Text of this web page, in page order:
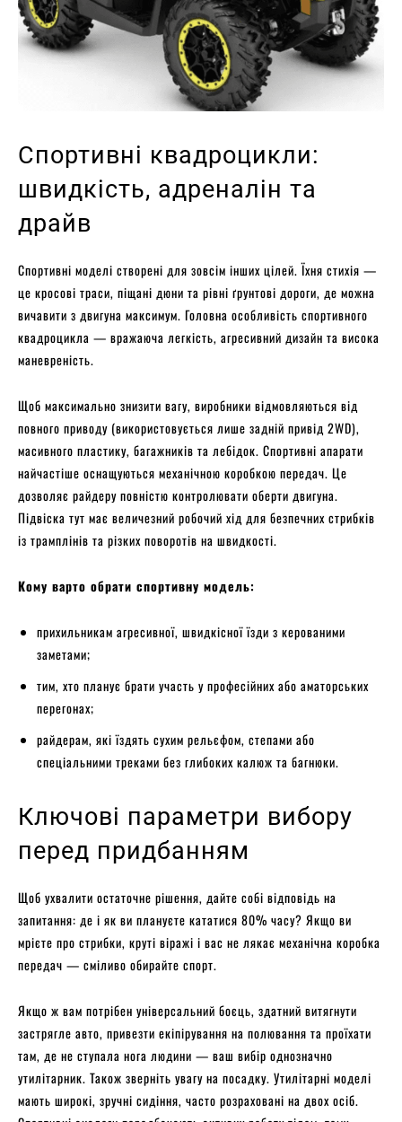
Спортивні квадроцикли:
швидкість, адреналін та
драйв
Спортивні моделі створені для зовсім інших цілей. Їхня стихія —
це кросові траси, піщані дюни та рівні ґрунтові дороги, де можна
вичавити з двигуна максимум. Головна особливість спортивного
квадроцикла — вражаюча легкість, агресивний дизайн та висока
маневреність.
Щоб максимально знизити вагу, виробники відмовляються від
повного приводу (використовується лише задній привід 2WD),
масивного пластику, багажників та лебідок. Спортивні апарати
найчастіше оснащуються механічною коробкою передач. Це
дозволяє райдеру повністю контролювати оберти двигуна.
Підвіска тут має величезний робочий хід для безпечних стрибків
із трамплінів та різких поворотів на швидкості.
Кому варто обрати спортивну модель:
прихильникам агресивної, швидкісної їзди з керованими
заметами;
тим, хто планує брати участь у професійних або аматорських
перегонах;
райдерам, які їздять сухим рельєфом, степами або
спеціальними треками без глибоких калюж та багнюки.
Ключові параметри вибору
перед придбанням
Щоб ухвалити остаточне рішення, дайте собі відповідь на
запитання: де і як ви плануєте кататися 80% часу? Якщо ви
мрієте про стрибки, круті віражі і вас не лякає механічна коробка
передач — сміливо обирайте спорт.
Якщо ж вам потрібен універсальний боєць, здатний витягнути
застрягле авто, привезти екіпірування на полювання та проїхати
там, де не ступала нога людини — ваш вибір однозначно
утилітарник. Також зверніть увагу на посадку. Утилітарні моделі
мають широкі, зручні сидіння, часто розраховані на двох осіб.